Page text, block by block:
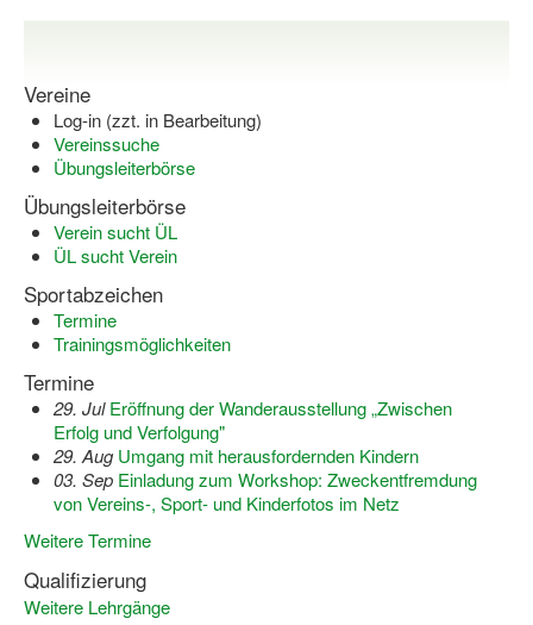
Vereine
Log-in (zzt. in Bearbeitung)
Vereinssuche
Übungsleiterbörse
Übungsleiterbörse
Verein sucht ÜL
ÜL sucht Verein
Sportabzeichen
Termine
Trainingsmöglichkeiten
Termine
29. Jul Eröffnung der Wanderausstellung „Zwischen
Erfolg und Verfolgung"
29. Aug Umgang mit herausfordernden Kindern
03. Sep Einladung zum Workshop: Zweckentfremdung
von Vereins-, Sport- und Kinderfotos im Netz
Weitere Termine
Qualifizierung
Weitere Lehrgänge